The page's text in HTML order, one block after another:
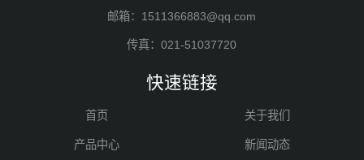
邮箱：1511366883@qq.com
传真：021-51037720
快速链接
首页 关于我们
产品中心 新闻动态